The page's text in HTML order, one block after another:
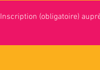
Inscription (obligatoire)